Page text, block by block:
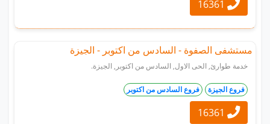
مستشفى الصفوة - السادس من اكتوبر - الجيزة
خدمة طوارئ, الحى الاول, السادس من اكتوبر, الجيزة.
فروع الجيزة فروع السادس من اكتوبر